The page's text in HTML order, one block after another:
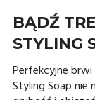
BĄDŹ
STYLING
Perfekcyjne brwi
Styling Soap nie